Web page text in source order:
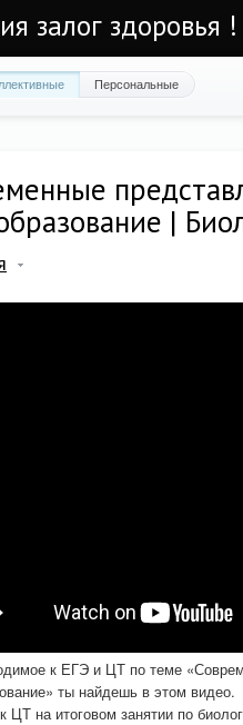
залог здоровья !
Персональные
|
к ЕГЭ и ЦТ по теме
ты найдешь в этом видео.
ЦТ на итоговом занятии по